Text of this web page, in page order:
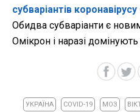
субваріантів коронавірусу
Обидва субваріанти є
Омікрон і наразі домінують
УКРАЇНА COVID-19 МОЗ